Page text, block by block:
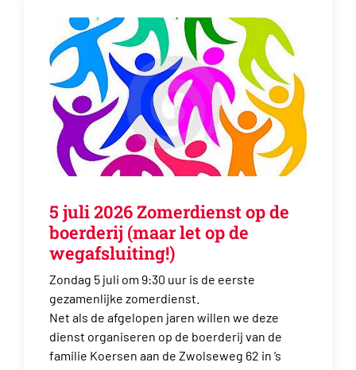
5 juli 2026 Zomerdienst op de
boerderij (maar let op de
wegafsluiting!)
Zondag 5 juli om 9:30 uur is de eerste
gezamenlijke zomerdienst.
Net als de afgelopen jaren willen we deze
dienst organiseren op de boerderij van de
familie Koersen aan de Zwolseweg 62 in ’s